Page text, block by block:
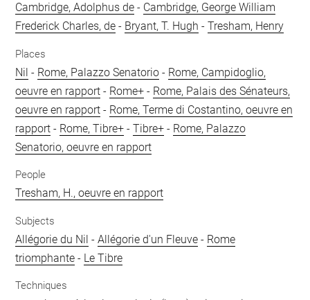
Cambridge, Adolphus de - Cambridge, George William
Frederick Charles, de - Bryant, T. Hugh -Tresham, Henry
Places
Nil - Rome, Palazzo Senatorio - Rome, Campidoglio,
oeuvre en rapport - Rome+ - Rome, Palais des Sénateurs,
oeuvre en rapport - Rome, Terme di Costantino, oeuvre en
rapport - Rome, Tibre+ -Tibre+ - Rome, Palazzo
Senatorio, oeuvre en rapport
People
Tresham, H., oeuvre en rapport
Subjects
Allégorie du Nil -Allégorie d'un Fleuve - Rome
triomphante - Le Tibre
Techniques